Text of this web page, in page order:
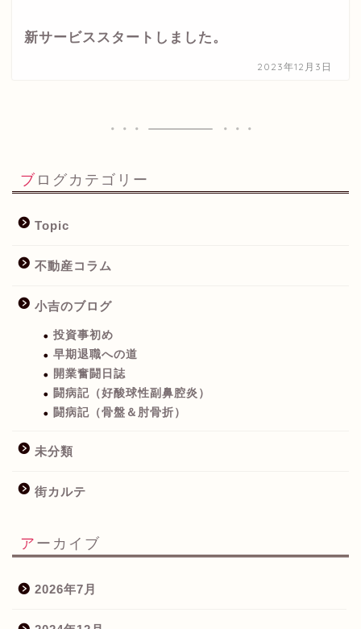
新サービススタートしました。
2023年12月3日
ブログカテゴリー
Topic
不動産コラム
小吉のブログ
投資事初め
早期退職への道
開業奮闘日誌
闘病記（好酸球性副鼻腔炎）
闘病記（骨盤＆肘骨折）
未分類
街カルテ
アーカイブ
2026年7月